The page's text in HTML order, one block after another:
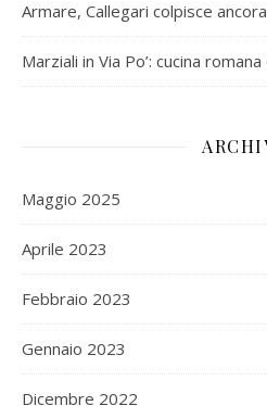
Armare, Callegari colpisce ancora
Marziali in Via Po’: cucina
Maggio 2025
Aprile 2023
Febbraio 2023
Gennaio 2023
Dicembre 2022